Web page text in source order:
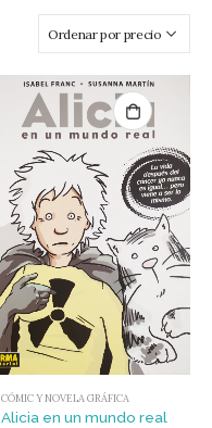
CÓMIC Y NOVELA GRÁFICA
Alicia en un mundo real